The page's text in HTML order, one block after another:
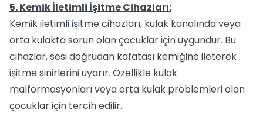
5. Kemik İletimli İşitme Cihazları:
Kemik iletimli işitme cihazları, kulak kanalında veya
orta kulakta sorun olan çocuklar için uygundur. Bu
cihazlar, sesi doğrudan kafatası kemiğine ileterek
işitme sinirlerini uyarır. Özellikle kulak
malformasyonları veya orta kulak problemleri olan
çocuklar için tercih edilir.